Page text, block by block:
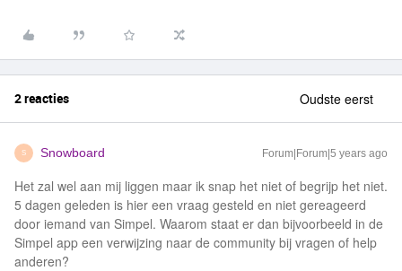
2 reacties Oudste eerst
S Snowboard Forum|Forum|5 years ago
Het zal wel aan mij liggen maar ik snap het niet of begrijp het niet.
5 dagen geleden is hier een vraag gesteld en niet gereageerd
door iemand van Simpel. Waarom staat er dan bijvoorbeeld in de
Simpel app een verwijzing naar de community bij vragen of help
anderen?